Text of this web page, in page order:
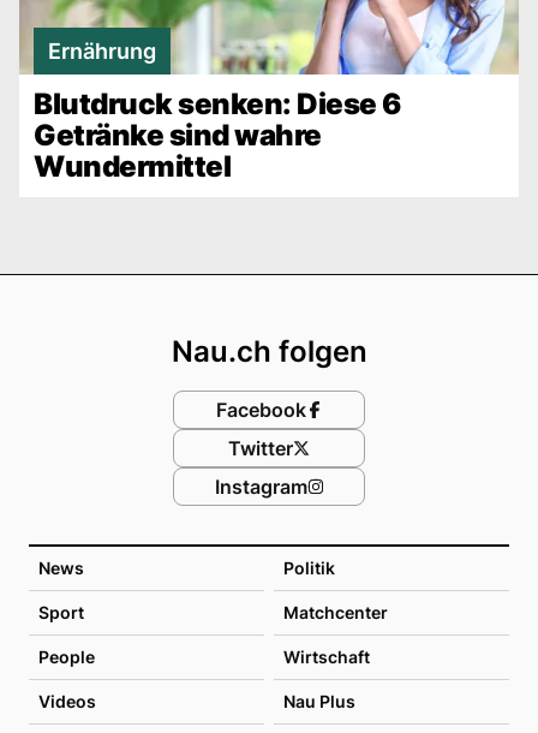
Ernährung
Blutdruck senken: Diese 6
Getränke sind wahre
Wundermittel
News Politik
Sport Matchcenter
People Wirtschaft
Videos Nau Plus
Nau.ch folgen
Facebook
Twitter
Instagram